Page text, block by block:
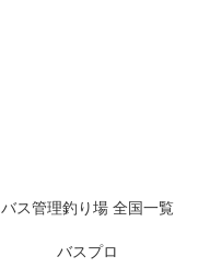
バス管理釣り場 全国一覧
バスプロ